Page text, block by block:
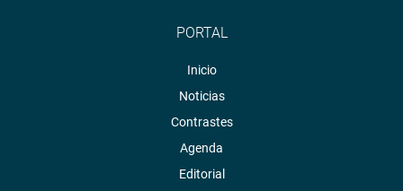
PORTAL
Inicio
Noticias
Contrastes
Agenda
Editorial